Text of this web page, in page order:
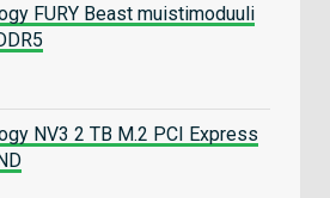
FURY Beast muistimoduuli
NV3 2 TB M.2 PCI Express